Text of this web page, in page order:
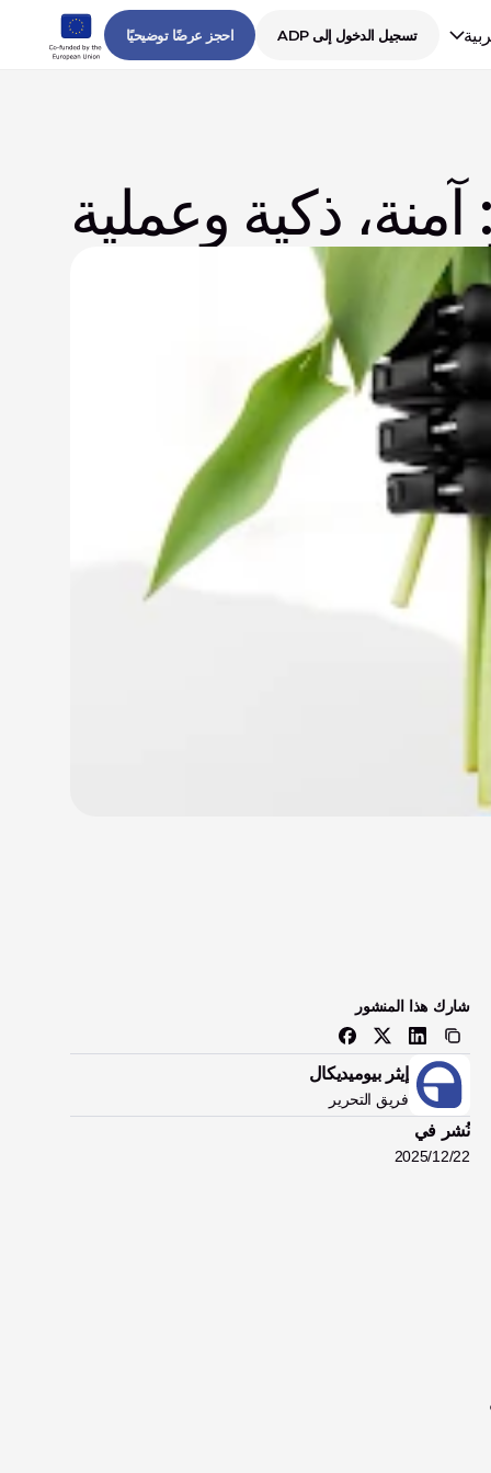
تسجيل الدخول إلى ADP احجز عرضًا توضيحيًا
ذكية وعملية
شارك هذا المنشور
إيثر بيوميديكال
فريق التحرير
نُشر في
22‏/12‏/2025